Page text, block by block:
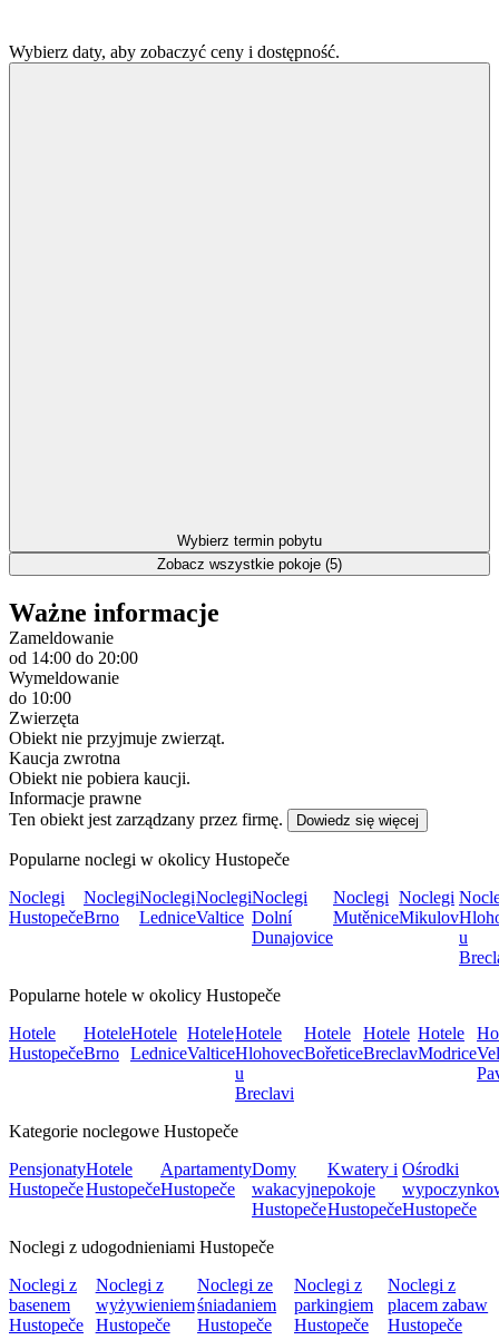
Wybierz daty, aby zobaczyć ceny i dostępność.
Wybierz termin pobytu
Zobacz wszystkie pokoje (5)
Ważne informacje
Zameldowanie
od 14:00 do 20:00
Wymeldowanie
do 10:00
Zwierzęta
Obiekt nie przyjmuje zwierząt.
Kaucja zwrotna
Obiekt nie pobiera kaucji.
Informacje prawne
Ten obiekt jest zarządzany przez firmę.
Dowiedz się więcej
Popularne noclegi w okolicy Hustopeče
Noclegi
Hustopeče
Noclegi
Brno
Noclegi
Lednice
Noclegi
Valtice
Noclegi
Dolní
Dunajovice
Noclegi
Mutěnice
Noclegi
Mikulov
u
Popularne hotele w okolicy Hustopeče
Hotele
Hustopeče
Hotele
Brno
Hotele
Lednice
Hotele
Valtice
Hotele
Hlohovec
u
Breclavi
Hotele
Bořetice
Hotele
Breclav
Hotele
Modrice
Kategorie noclegowe Hustopeče
Pensjonaty
Hustopeče
Hotele
Hustopeče
Apartamenty
Hustopeče
Domy
wakacyjne
Hustopeče
Kwatery i
pokoje
Hustopeče
Ośrodki
Hustopeče
Noclegi z udogodnieniami Hustopeče
Noclegi z
basenem
Hustopeče
Noclegi z
wyżywieniem
Hustopeče
Noclegi ze
śniadaniem
Hustopeče
Noclegi z
parkingiem
Hustopeče
Noclegi z
placem zabaw
Hustopeče